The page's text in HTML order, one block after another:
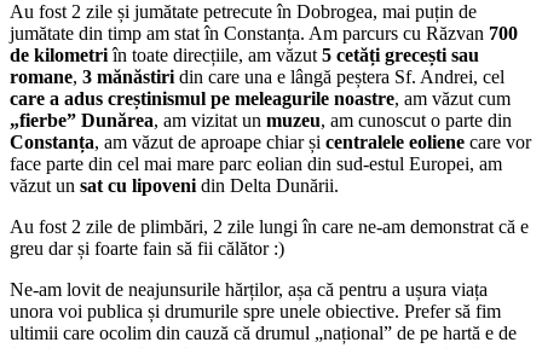
Au fost 2 zile și jumătate petrecute în Dobrogea, mai puțin de
jumătate din timp am stat în Constanța. Am parcurs cu Răzvan 700
de kilometriîn toate direcțiile, am văzut 5 cetăți grecești sau
romane, 3 mănăstiri din care una e lângă peștera Sf. Andrei, cel
care a adus creștinismul pe meleagurile noastre, am văzut cum
„fierbe” Dunărea, am vizitat un muzeu, am cunoscut o parte din
Constanța, am văzut de aproape chiar și centralele eoliene care vor
face parte din cel mai mare parc eolian din sud-estul Europei, am
văzut un sat cu lipoveni din Delta Dunării.
Au fost 2 zile de plimbări, 2 zile lungi în care ne-am demonstrat că e
greu dar și foarte fain să fii călător :)
Ne-am lovit de neajunsurile hărților, așa că pentru a ușura viața
unora voi publica și drumurile spre unele obiective. Prefer să fim
ultimii care ocolim din cauză că drumul „național” de pe hartă e de